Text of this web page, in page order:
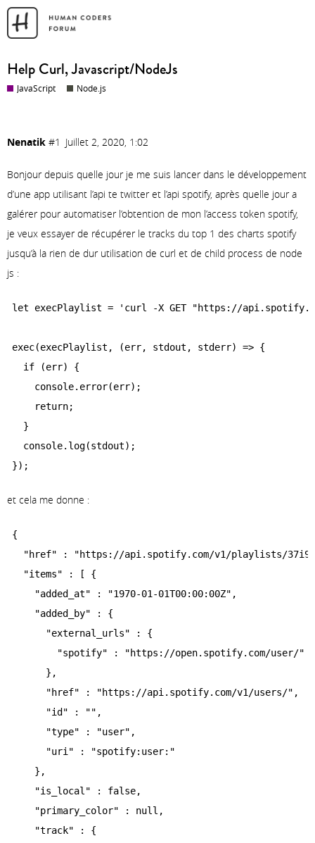
Help Curl, Javascript/NodeJs
JavaScript Node.js
Nenatik Juillet 2, 2020, 1:02
#1
Bonjour depuis quelle jour je me suis lancer dans le développement
d’une app utilisant l’api te twitter et l’api spotify, après quelle jour a
galérer pour automatiser l’obtention de mon l’access token spotify,
je veux essayer de récupérer le tracks du top 1 des charts spotify
jusqu’à la rien de dur utilisation de curl et de child process de node
js :
let execPlaylist = 'curl -X GET "https://
exec(execPlaylist, (err, stdout, stderr) => {
  if (err) {
    console.error(err);
    return;
  }
  console.log(stdout);
et cela me donne :
{
"href" : "https://api.spotify.com/v1/playlists/
  "items" : [ {
    "added_at" : "1970-01-01T00:00:00Z",
    "added_by" : {
      "external_urls" : {
        "spotify" : "https://open.spotify.com/user/"
      },
      "href" : "https://api.spotify.com/v1/users/",
      "id" : "",
      "type" : "user",
      "uri" : "spotify:user:"
    },
    "is_local" : false,
    "primary_color" : null,
    "track" : {